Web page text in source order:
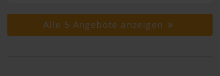
Alle 5 Angebote anzeigen